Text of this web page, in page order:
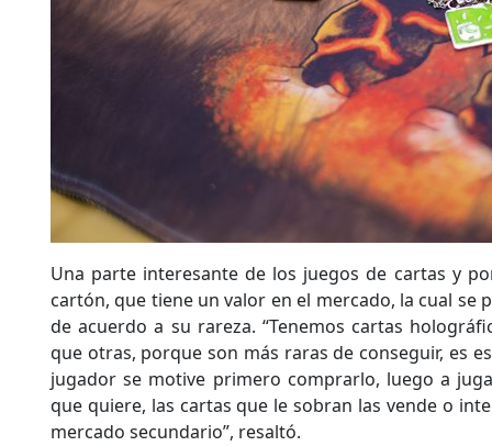
Una parte interesante de los juegos de cartas y
cartón, que tiene un valor en el mercado, la cual se
de acuerdo a su rareza. “Tenemos cartas
que otras, porque son más raras de conseguir, es
jugador se motive primero comprarlo, luego a
que quiere, las cartas que le sobran las vende o
mercado secundario”, resaltó.